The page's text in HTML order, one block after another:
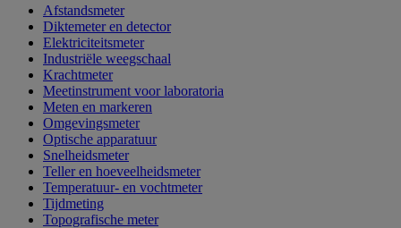
Afstandsmeter
Diktemeter en detector
Elektriciteitsmeter
Industriële weegschaal
Krachtmeter
Meetinstrument voor laboratoria
Meten en markeren
Omgevingsmeter
Optische apparatuur
Snelheidsmeter
Teller en hoeveelheidsmeter
Temperatuur- en vochtmeter
Tijdmeting
Topografische meter